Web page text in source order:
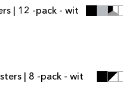
| 12 -pack - wit
prijs
| 8 -pack - wit